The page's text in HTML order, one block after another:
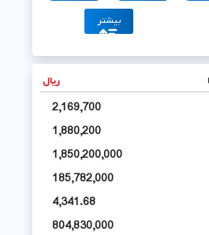
خیریه لرستان از شهردار درب گنبد
ساعت صفر ستاد مدیریت بحران
با محوریت مقابله با آتش‌سوزی
بیشتر
ریال
2,169,700
1,880,200
1,850,200,000
185,782,000
4,341.68
804,830,000